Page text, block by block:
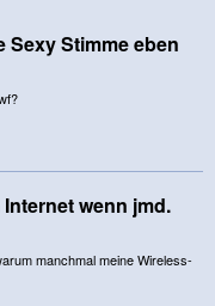
Sexy Stimme eben
wenn jmd.
manchmal meine Wireless-